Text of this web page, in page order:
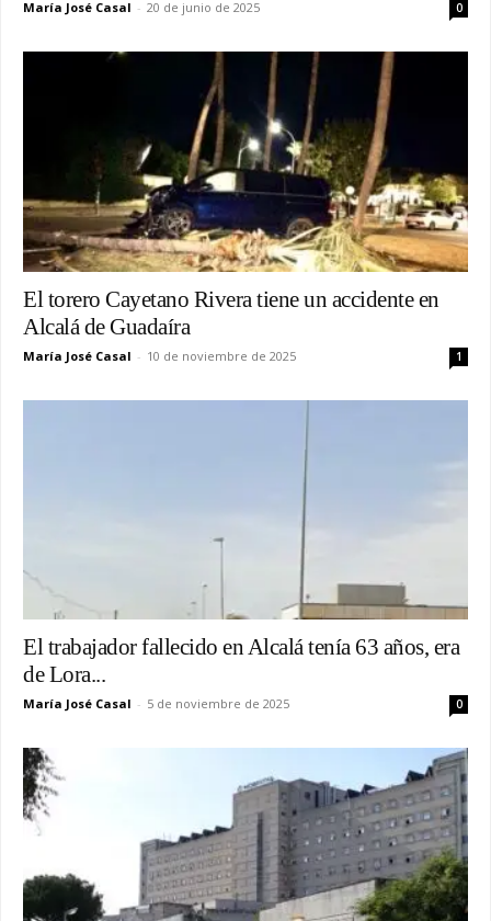
María José Casal - 20 de junio de 2025 0
El torero Cayetano Rivera tiene un accidente en
Alcalá de Guadaíra
María José Casal - 10 de noviembre de 2025 1
El trabajador fallecido en Alcalá tenía 63 años, era
de Lora...
María José Casal - 5 de noviembre de 2025 0